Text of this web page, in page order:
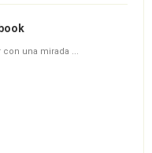
una mirada ...